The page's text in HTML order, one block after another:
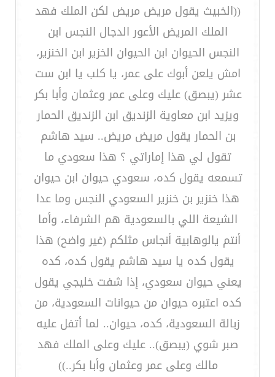
((الخبيث يقول مريض مريض لكن الملك فهد
الملك المريض الأعور الدجال النجس ابن
النجس الحيوان ابن الحيوان الخزير ابن الخنزير،
امش يلعن أبوك على عمر، يا كلب يا ابن ست
عشر (يبصق) عليك وعلى عمر وعثمان وأبا بكر
ويزيد ابن معاوية الزنديق ابن الزنديق الحمار
بن الحمار يقول مريض مريض.. سيد هاشم
تقول لي هذا إماراتي ؟ هذا سعودي ما
تسمعه يقول كده، سعودي حيوان ابن حيوان
هذا خنزير بن خنزير السعودي النجس وما عدا
الشيعة اللي بالسعودية هم الشرفاء، وأما
أنتم يالوهابية أنجاس مثلكم (غير واضح) هذا
يقول كده يا سيد هاشم يقول كده، كده
يعني حيوان سعودي، إذا شفت خليجي يقول
كده اعتبره حيوان من حيوانات السعودية، من
زبالة السعودية، كده، حيوان.. لما أتفل عليه
صبر شوي (يبصق).. عليك وعلى الملك فهد
مالك وعلى عمر وعثمان وأبا بكر..))